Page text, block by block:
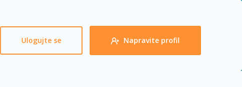
Ulogujte se Napravite profil